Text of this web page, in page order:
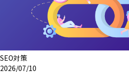
SEO対策
2026/07/10